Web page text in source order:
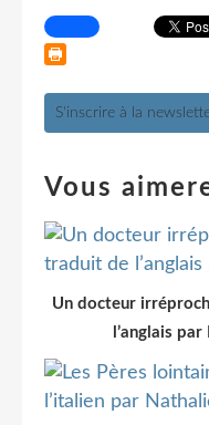
S'inscrire à la
Vous
Un docteur
l’anglais